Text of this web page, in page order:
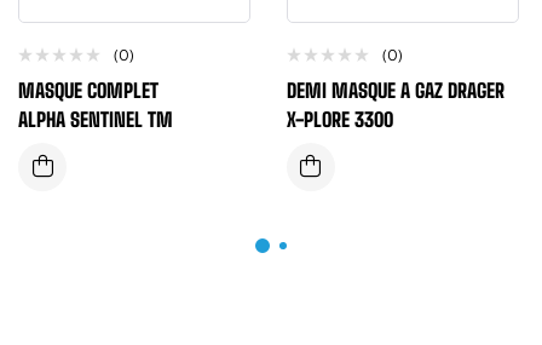
(0)
MASQUE COMPLET
ALPHA SENTINEL TM
(0)
DEMI MASQUE A GAZ DRAGER
X-PLORE 3300